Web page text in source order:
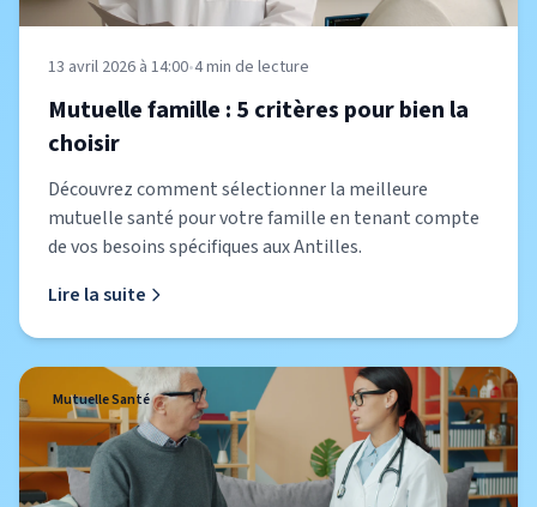
13 avril 2026 à 14:00•4min de lecture
Mutuelle famille : 5 critères pour bien la
choisir
Découvrez comment sélectionner la meilleure
mutuelle santé pour votre famille en tenant compte
de vos besoins spécifiques aux Antilles.
Lire la suite
Mutuelle Santé